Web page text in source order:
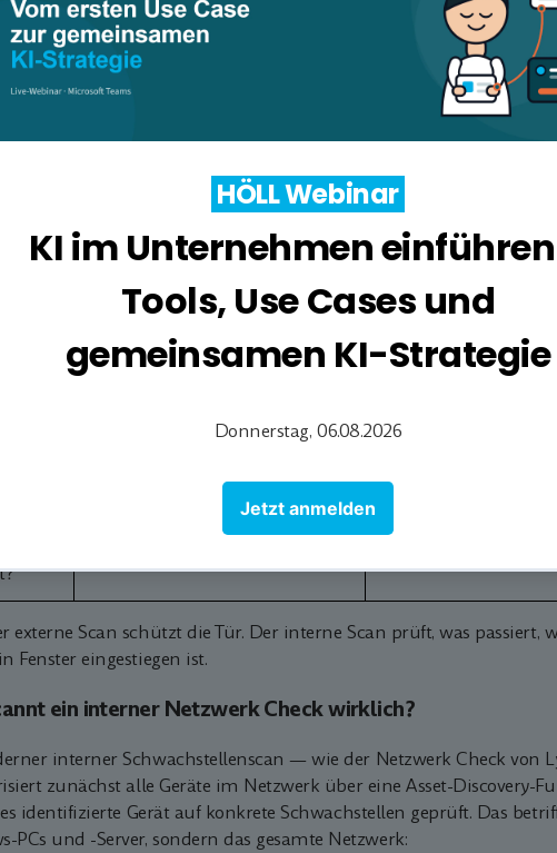
Externer Scan Interner
Angreifer von außen Angreifer bereits im
Externe IPs, Domains, offene
Sicherheit
Alle internen Geräte:
Switches
Offene RDP-Ports, unsichere
DMARC
Ungepatchte
Passwörter,
Schatten-IT
mit öffentlichen Diensten
80 % der Angriffe
externe Scan schützt die Tür. Der interne Scan prüft, was passiert,
Fenster eingestiegen ist.
ein interner Netzwerk Check wirklich?
interner Schwachstellenscan — wie der Netzwerk Check von
zunächst alle Geräte im Netzwerk über eine Asset-Discovery-
identifizierte Gerät auf konkrete Schwachstellen geprüft. Das
PCs und -Server, sondern das gesamte Netzwerk: